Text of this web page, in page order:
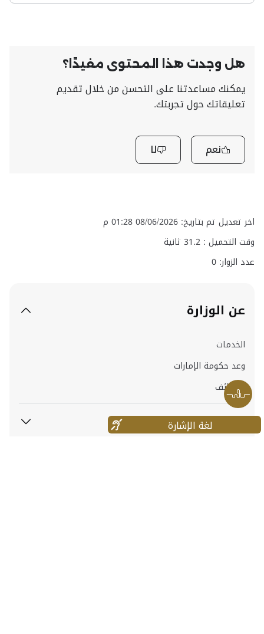
هل وجدت هذا المحتوى مفيدًا؟
يمكنك مساعدتنا على التحسن من خلال تقديم
تعليقاتك حول تجربتك.
نعم لا
اخر تعديل تم بتاريخ: 08/06/2026 01:28 م
وقت التحميل : 31.2 ثانية
عدد الزوار: 0
عن الوزارة
الخدمات
وعد حكومة الإمارات
الوظائف
معلومات عن الموقع
لغة الإشارة